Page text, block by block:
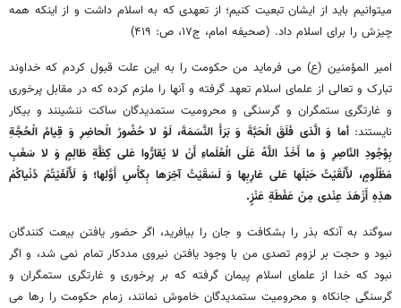
می‏توانیم باید از ایشان تبعیت کنیم؛ از تعهدی که به اسلام داشت و از اینکه همه
چیزش را برای اسلام داد. (صحیفه امام، ج‏۱۷، ص: ۴۱۹)
امیر المؤمنین (ع) می فرماید من حکومت را به این علت قبول کردم که خداوند
تبارک و تعالی از علمای اسلام تعهد گرفته و آنها را ملزم کرده که در مقابل پرخوری
و غارتگری ستمگران و گرسنگی و محرومیت ستمدیدگان ساکت ننشینند و بیکار
نایستند:أما وَ الَّذی فَلَقَ الْحَبَّةَ وَ بَرَأَ النَّسَمَةَ، لَوْ لا حُضُورُ الْحاضِرِ وَ قِیامُ الْحُجَّةِ
بِوُجُودِ النّاصِرِ وَ ما أَخَذَ اللَّهُ عَلَی الْعُلَماءِ أَنْ لا یُقارُّوا عَلی کِظَّةِ ظالِمٍ وَ لا سَغَبِ
مَظْلُومٍ، لأَلْقَیْتُ حَبْلَها عَلی غارِبِها وَ لَسَقَیْتُ آخِرَها بِکَأْسِ أَوَّلِها؛ وَ لَأَلْفَیْتُمْ دُنْیاکُمْ
هذِهِ أَزْهَدَ عِنْدی مِنْ عَفْطَةِ عَنْزٍ.
سوگند به آنکه بذر را بشکافت و جان را بیافرید، اگر حضور یافتن بیعت کنندگان
نبود و حجت بر لزوم تصدی من با وجود یافتن نیروی مددکار تمام نمی شد، و اگر
نبود که خدا از علمای اسلام پیمان گرفته که بر پرخوری و غارتگری ستمگران و
گرسنگی جانکاه و محرومیت ستمدیدگان خاموش نمانند، زمام حکومت را رها می